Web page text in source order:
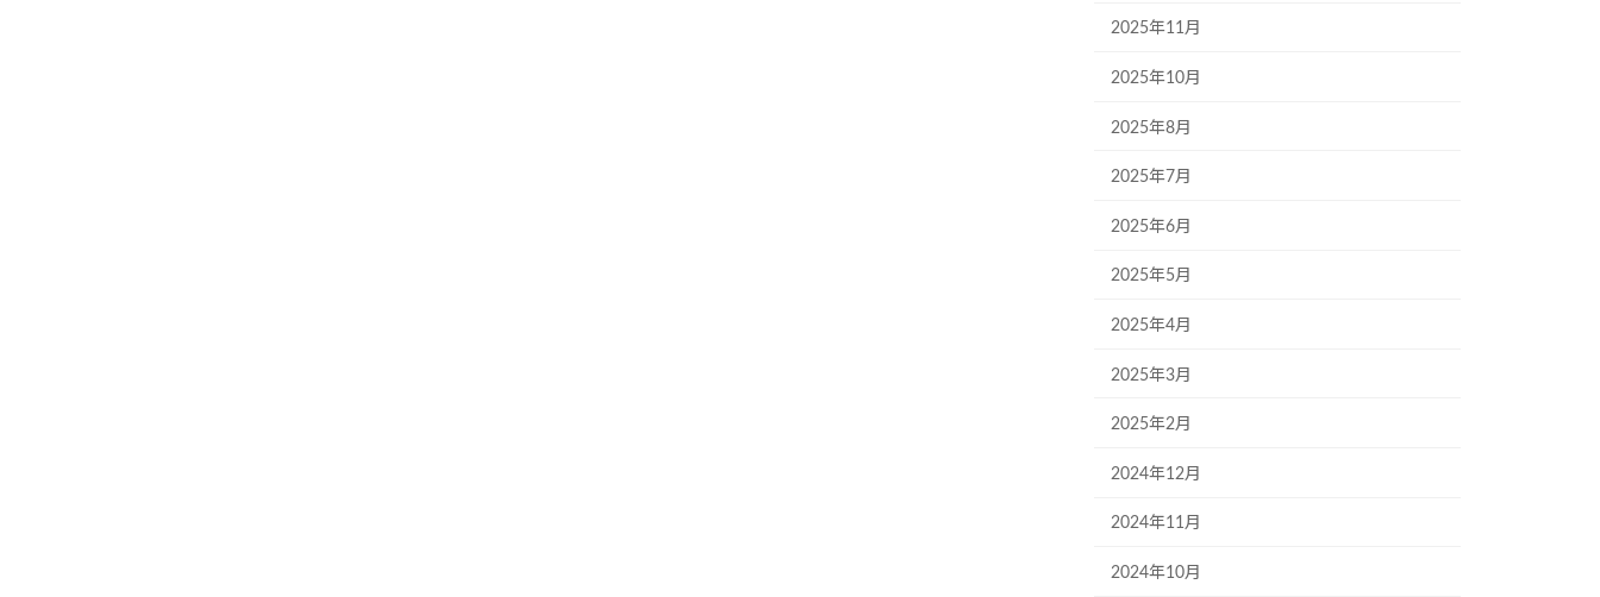
2025年11月
2025年10月
2025年8月
2025年7月
2025年6月
2025年5月
2025年4月
2025年3月
2025年2月
2024年12月
2024年11月
2024年10月